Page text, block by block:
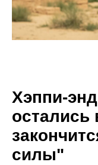
Хэппи-
силы"